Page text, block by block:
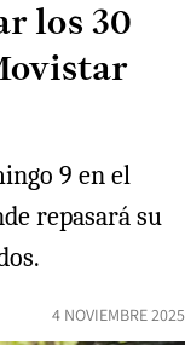
los 30
9 en el
repasará su
4 NOVIEMBRE 2025